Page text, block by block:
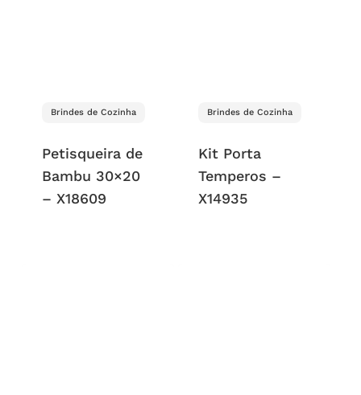
Brindes de Cozinha
Petisqueira de
Bambu 30×20
– X18609
Brindes de Cozinha
Kit Porta
Temperos –
X14935